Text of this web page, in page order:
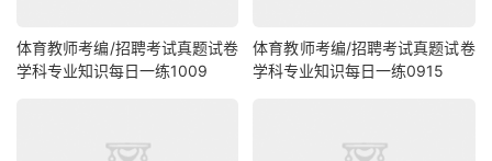
体育教师考编/招聘考试真题试卷
学科专业知识每日一练1009
体育教师考编/招聘考试真题试卷
学科专业知识每日一练0915